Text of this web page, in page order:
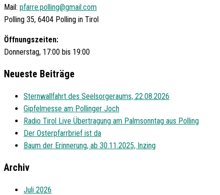
Mail: pfarre.polling@gmail.com
Polling 35, 6404 Polling in Tirol
Öffnungszeiten:
Donnerstag, 17:00 bis 19:00
Neueste Beiträge
Sternwallfahrt des Seelsorgeraums, 22.08.2026
Gipfelmesse am Pollinger Joch
Radio Tirol Live Übertragung am Palmsonntag aus Polling
Der Osterpfarrbrief ist da
Baum der Erinnerung, ab 30.11.2025, Inzing
Archiv
Juli 2026